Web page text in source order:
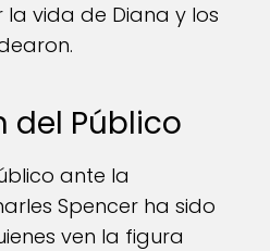
vida de Diana y los
del Público
ante la
Spencer ha sido
ven la figura